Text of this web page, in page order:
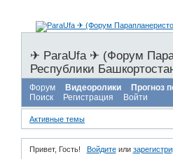
✈ ParaUfa ✈ (Форум
Республики
Форум Видеоролики Прогноз
Поиск
Регистрация Войти
Активные темы
Привет, Гость! Войдитеили